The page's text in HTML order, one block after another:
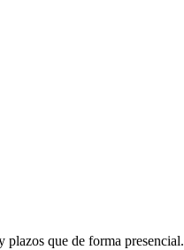
que de forma presencial.